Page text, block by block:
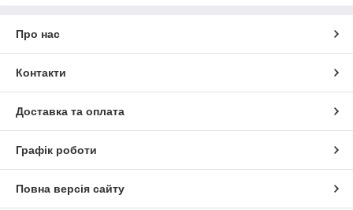
Про нас
Контакти
Доставка та оплата
Графік роботи
Повна версія сайту